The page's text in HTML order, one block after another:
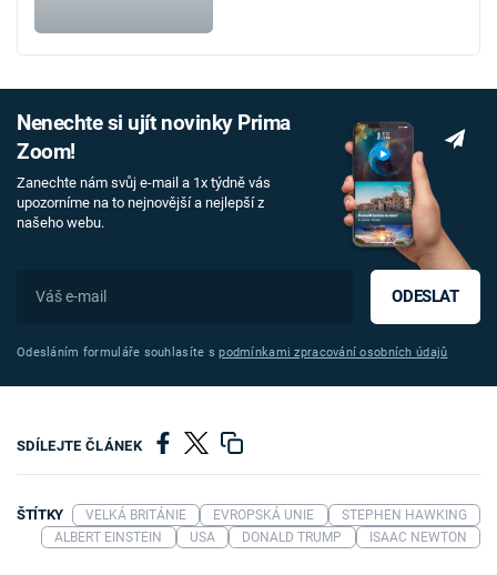
Nenechte si ujít novinky Prima
Zoom!
Zanechte nám svůj e-mail a 1x týdně vás
upozorníme na to nejnovější a nejlepší z
našeho webu.
ODESLAT
Odesláním formuláře souhlasíte spodmínkami zpracování osobních údajů
SDÍLEJTE ČLÁNEK
ŠTÍTKY VELKÁ BRITÁNIE EVROPSKÁ UNIE
STEPHEN HAWKING
ALBERT EINSTEIN
USA DONALD TRUMP ISAAC NEWTON